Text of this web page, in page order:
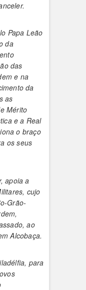
Papa Leão
da
das
e na
da
as
Mérito
e a Real
o braço
os seus
apoia a
cujo
Grão-
ao
Alcobaça.
para